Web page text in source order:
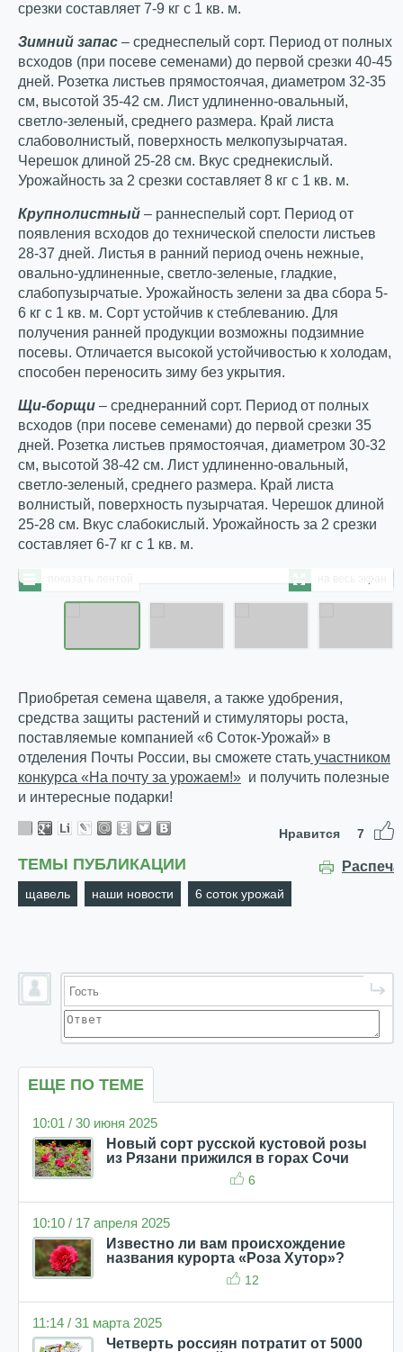
срезки составляет 7-9 кг с 1 кв. м.
Зимний запас – среднеспелый сорт. Период от полных
всходов (при посеве семенами) до первой срезки 40-45
дней. Розетка листьев прямостоячая, диаметром 32-35
см, высотой 35-42 см. Лист удлиненно-овальный,
светло-зеленый, среднего размера. Край листа
слабоволнистый, поверхность мелкопузырчатая.
Черешок длиной 25-28 см. Вкус среднекислый.
Урожайность за 2 срезки составляет 8 кг с 1 кв. м.
Крупнолистный – раннеспелый сорт. Период от
появления всходов до технической спелости листьев
28-37 дней. Листья в ранний период очень нежные,
овально-удлиненные, светло-зеленые, гладкие,
слабопузырчатые. Урожайность зелени за два сбора 5-
6 кг с 1 кв. м. Сорт устойчив к стеблеванию. Для
получения ранней продукции возможны подзимние
посевы. Отличается высокой устойчивостью к холодам,
способен переносить зиму без укрытия.
Щи-борщи – среднеранний сорт. Период от полных
всходов (при посеве семенами) до первой срезки 35
дней. Розетка листьев прямостоячая, диаметром 30-32
см, высотой 38-42 см. Лист удлиненно-овальный,
светло-зеленый, среднего размера. Край листа
волнистый, поверхность пузырчатая. Черешок длиной
25-28 см. Вкус слабокислый. Урожайность за 2 срезки
составляет 6-7 кг с 1 кв. м.
Приобретая семена щавеля, а также удобрения,
средства защиты растений и стимуляторы роста,
поставляемые компанией «6 Соток-Урожай» в
отделения Почты России, вы сможете стать участником
конкурса «На почту за урожаем!» и получить полезные
и интересные подарки!
Нравится 7
ТЕМЫ ПУБЛИКАЦИИ
щавель наши новости 6 соток урожай
ЕЩЕ ПО ТЕМЕ
10:01 / 30 июня 2025
Новый сорт русской кустовой розы
из Рязани прижился в горах Сочи
6
10:10 / 17 апреля 2025
Известно ли вам происхождение
названия курорта «Роза Хутор»?
12
11:14 / 31 марта 2025
Четверть россиян потратит от 5000